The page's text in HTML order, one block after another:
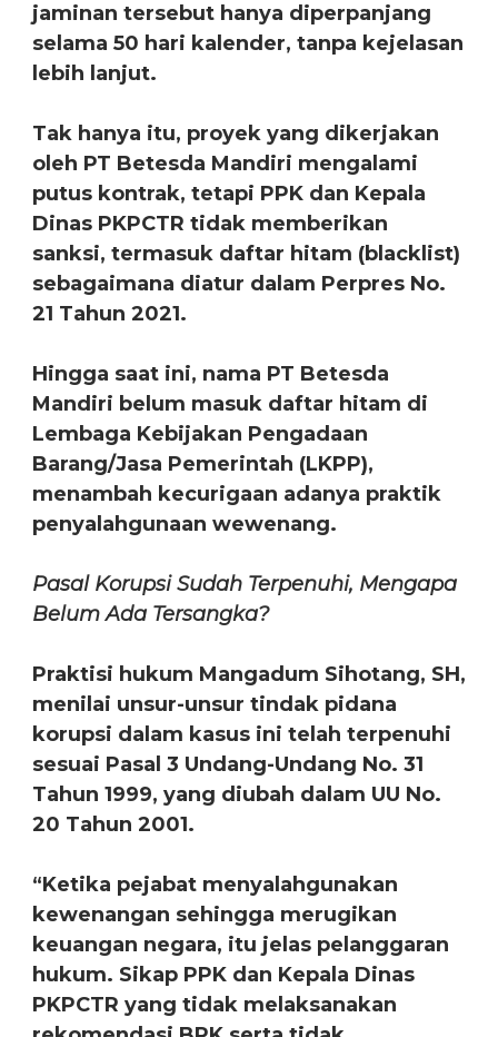
jaminan tersebut hanya diperpanjang
selama 50 hari kalender, tanpa kejelasan
lebih lanjut.
Tak hanya itu, proyek yang dikerjakan
oleh PT Betesda Mandiri mengalami
putus kontrak, tetapi PPK dan Kepala
Dinas PKPCTR tidak memberikan
sanksi, termasuk daftar hitam (blacklist)
sebagaimana diatur dalam Perpres No.
21 Tahun 2021.
Hingga saat ini, nama PT Betesda
Mandiri belum masuk daftar hitam di
Lembaga Kebijakan Pengadaan
Barang/Jasa Pemerintah (LKPP),
menambah kecurigaan adanya praktik
penyalahgunaan wewenang.
Pasal Korupsi Sudah Terpenuhi, Mengapa
Belum Ada Tersangka?
Praktisi hukum Mangadum Sihotang, SH,
menilai unsur-unsur tindak pidana
korupsi dalam kasus ini telah terpenuhi
sesuai Pasal 3 Undang-Undang No. 31
Tahun 1999, yang diubah dalam UU No.
20 Tahun 2001.
“Ketika pejabat menyalahgunakan
kewenangan sehingga merugikan
keuangan negara, itu jelas pelanggaran
hukum. Sikap PPK dan Kepala Dinas
PKPCTR yang tidak melaksanakan